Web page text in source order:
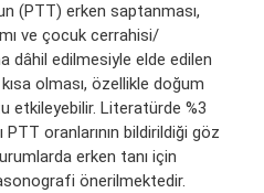
(PTT) erken saptanması,
ve çocuk cerrahisi/
dâhil edilmesiyle elde edilen
olması, özellikle doğum
etkileyebilir. Literatürde %3
oranlarının bildirildiği göz
erken tanı için
önerilmektedir.